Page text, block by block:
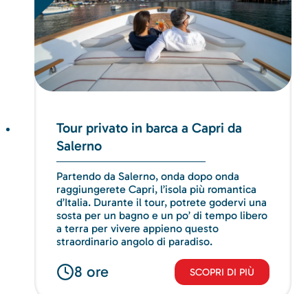
Tour privato in barca a Capri da
Salerno
Partendo da Salerno, onda dopo onda
raggiungerete Capri, l’isola più romantica
d’Italia. Durante il tour, potrete godervi una
sosta per un bagno e un po’ di tempo libero
a terra per vivere appieno questo
straordinario angolo di paradiso.
8 ore SCOPRI DI PIÙ